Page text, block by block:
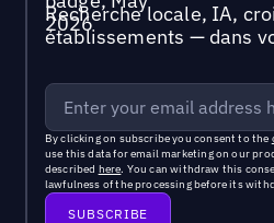
Recherche locale, IA,
établissements — dans
By clicking on subscribe you consent to the
use this data for email marketing on our
described here. You can withdraw this
lawfulness of the processing before its